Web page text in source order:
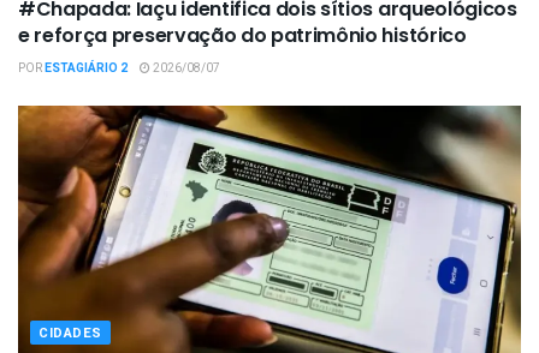
#Chapada: Iaçu identifica dois sítios arqueológicos
e reforça preservação do patrimônio histórico
PORESTAGIÁRIO 2 2026/08/07
CIDADES